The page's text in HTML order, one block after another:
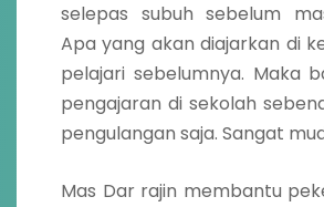
selepas subuh sebelum
Apa yang akan diajarkan di
pelajari sebelumnya. Maka
pengajaran di sekolah
pengulangan saja. Sangat
Mas Dar rajin membantu